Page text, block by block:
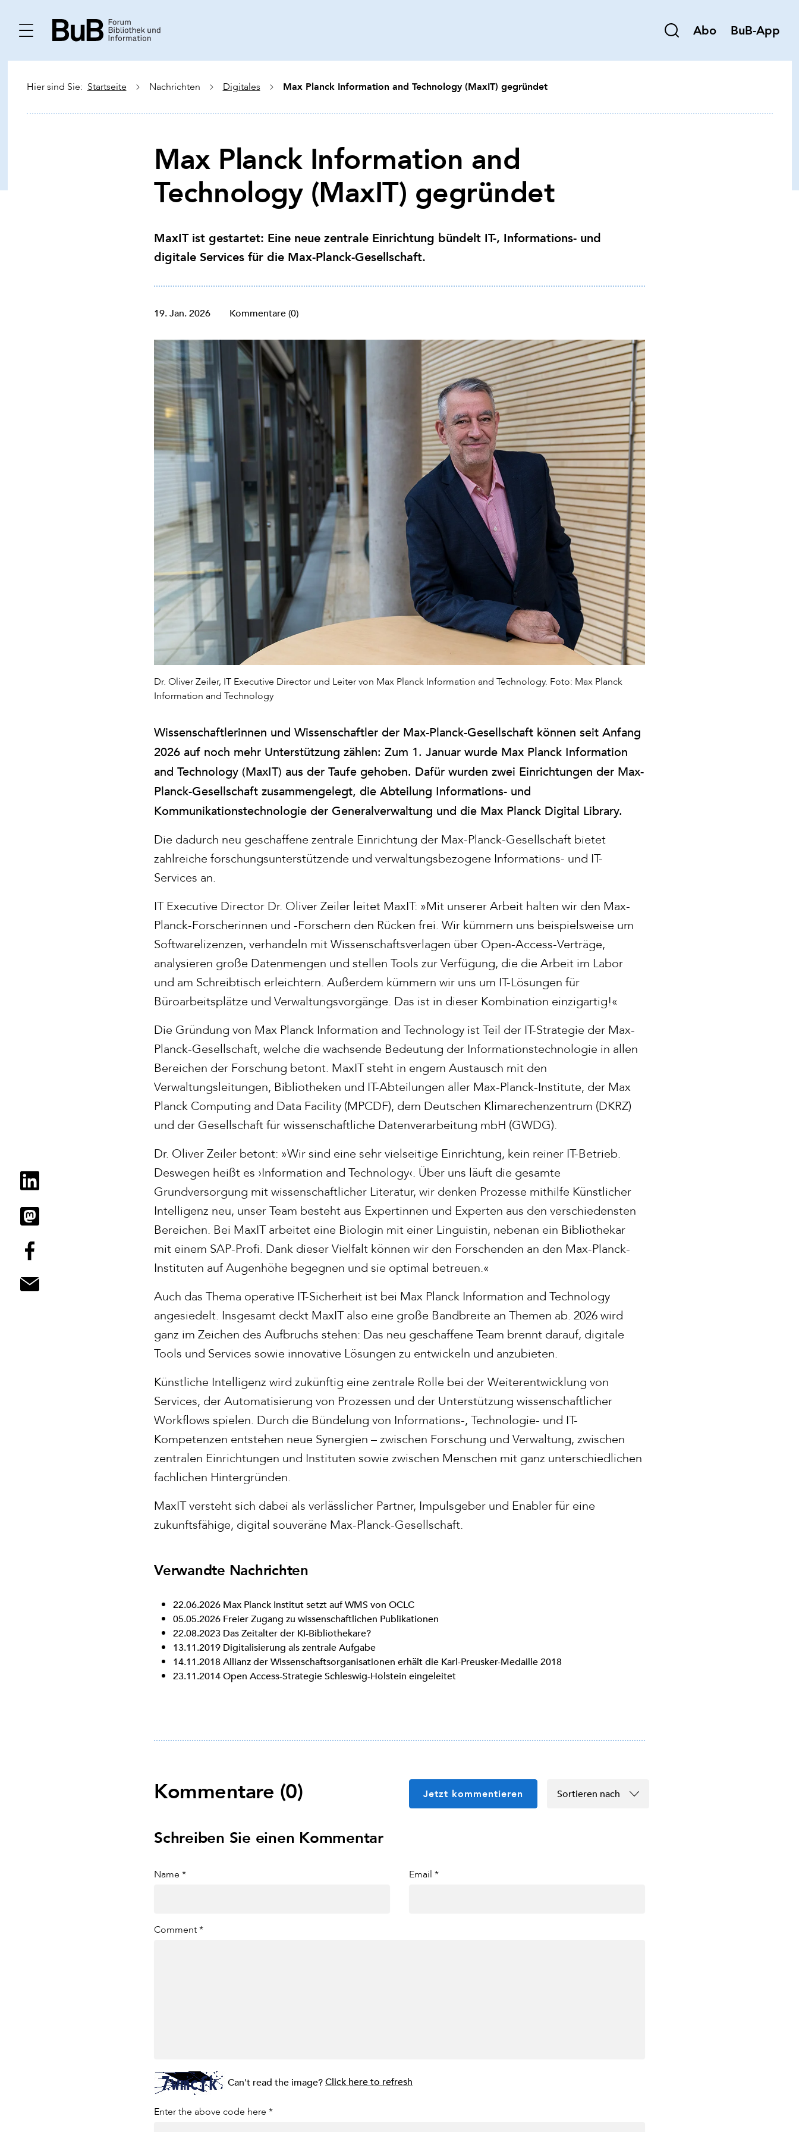
Abo BuB-App
Hier sind Sie: Startseite Nachrichten Digitales Max Planck Information and Technology (MaxIT) gegründet
Max Planck Information and
Technology (MaxIT) gegründet
MaxIT ist gestartet: Eine neue zentrale Einrichtung bündelt IT-, Informations- und
digitale Services für die Max-Planck-Gesellschaft.
19. Jan. 2026 Kommentare (0)
Dr. Oliver Zeiler, IT Executive Director und Leiter von Max Planck Information and Technology. Foto: Max Planck
Information and Technology
Wissenschaftlerinnen und Wissenschaftler der Max-Planck-Gesellschaft können seit Anfang
2026 auf noch mehr Unterstützung zählen: Zum 1. Januar wurde Max Planck Information
and Technology (MaxIT) aus der Taufe gehoben. Dafür wurden zwei Einrichtungen der Max-
Planck-Gesellschaft zusammengelegt, die Abteilung Informations- und
Kommunikationstechnologie der Generalverwaltung und die Max Planck Digital Library.
Die dadurch neu geschaffene zentrale Einrichtung der Max-Planck-Gesellschaft bietet
zahlreiche forschungsunterstützende und verwaltungsbezogene Informations- und IT-
Services an.
IT Executive Director Dr. Oliver Zeiler leitet MaxIT: »Mit unserer Arbeit halten wir den Max-
Planck-Forscherinnen und -Forschern den Rücken frei. Wir kümmern uns beispielsweise um
Softwarelizenzen, verhandeln mit Wissenschaftsverlagen über Open-Access-Verträge,
analysieren große Datenmengen und stellen Tools zur Verfügung, die die Arbeit im Labor
und am Schreibtisch erleichtern. Außerdem kümmern wir uns um IT-Lösungen für
Büroarbeitsplätze und Verwaltungsvorgänge. Das ist in dieser Kombination einzigartig!«
Die Gründung von Max Planck Information and Technology ist Teil der IT-Strategie der Max-
Planck-Gesellschaft, welche die wachsende Bedeutung der Informationstechnologie in allen
Bereichen der Forschung betont. MaxIT steht in engem Austausch mit den
Verwaltungsleitungen, Bibliotheken und IT-Abteilungen aller Max-Planck-Institute, der Max
Planck Computing and Data Facility (MPCDF), dem Deutschen Klimarechenzentrum (DKRZ)
und der Gesellschaft für wissenschaftliche Datenverarbeitung mbH (GWDG).
Dr. Oliver Zeiler betont: »Wir sind eine sehr vielseitige Einrichtung, kein reiner IT-Betrieb.
Deswegen heißt es ›Information and Technology‹. Über uns läuft die gesamte
Grundversorgung mit wissenschaftlicher Literatur, wir denken Prozesse mithilfe Künstlicher
Intelligenz neu, unser Team besteht aus Expertinnen und Experten aus den verschiedensten
Bereichen. Bei MaxIT arbeitet eine Biologin mit einer Linguistin, nebenan ein Bibliothekar
mit einem SAP-Profi. Dank dieser Vielfalt können wir den Forschenden an den Max-Planck-
Instituten auf Augenhöhe begegnen und sie optimal betreuen.«
Auch das Thema operative IT-Sicherheit ist bei Max Planck Information and Technology
angesiedelt. Insgesamt deckt MaxIT also eine große Bandbreite an Themen ab. 2026 wird
ganz im Zeichen des Aufbruchs stehen: Das neu geschaffene Team brennt darauf, digitale
Tools und Services sowie innovative Lösungen zu entwickeln und anzubieten.
Künstliche Intelligenz wird zukünftig eine zentrale Rolle bei der Weiterentwicklung von
Services, der Automatisierung von Prozessen und der Unterstützung wissenschaftlicher
Workflows spielen. Durch die Bündelung von Informations-, Technologie- und IT-
Kompetenzen entstehen neue Synergien – zwischen Forschung und Verwaltung, zwischen
zentralen Einrichtungen und Instituten sowie zwischen Menschen mit ganz unterschiedlichen
fachlichen Hintergründen.
MaxIT versteht sich dabei als verlässlicher Partner, Impulsgeber und Enabler für eine
zukunftsfähige, digital souveräne Max-Planck-Gesellschaft.
Verwandte Nachrichten
22.06.2026Max Planck Institut setzt auf WMS von OCLC
05.05.2026Freier Zugang zu wissenschaftlichen Publikationen
22.08.2023Das Zeitalter der KI-Bibliothekare?
13.11.2019Digitalisierung als zentrale Aufgabe
14.11.2018Allianz der Wissenschaftsorganisationen erhält die Karl-Preusker-Medaille 2018
23.11.2014Open Access-Strategie Schleswig-Holstein eingeleitet
Kommentare (0) Jetzt kommentieren Sortieren nach
Schreiben Sie einen Kommentar
Name * Email *
Comment *
Can't read the image?Click here to refresh
Enter the above code here *